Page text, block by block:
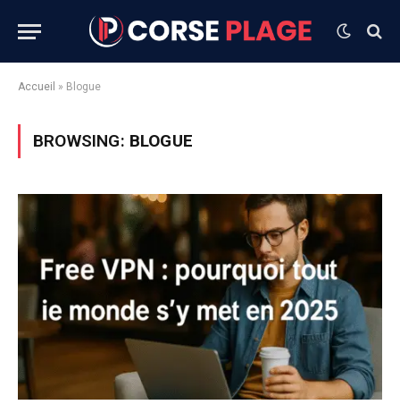
Accueil » Blogue
BROWSING: BLOGUE